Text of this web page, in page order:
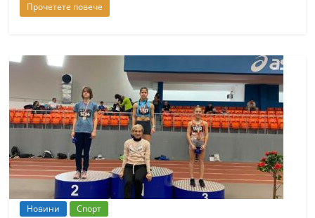
n
.
c
o
m
Прочетете повече
Новини Спорт